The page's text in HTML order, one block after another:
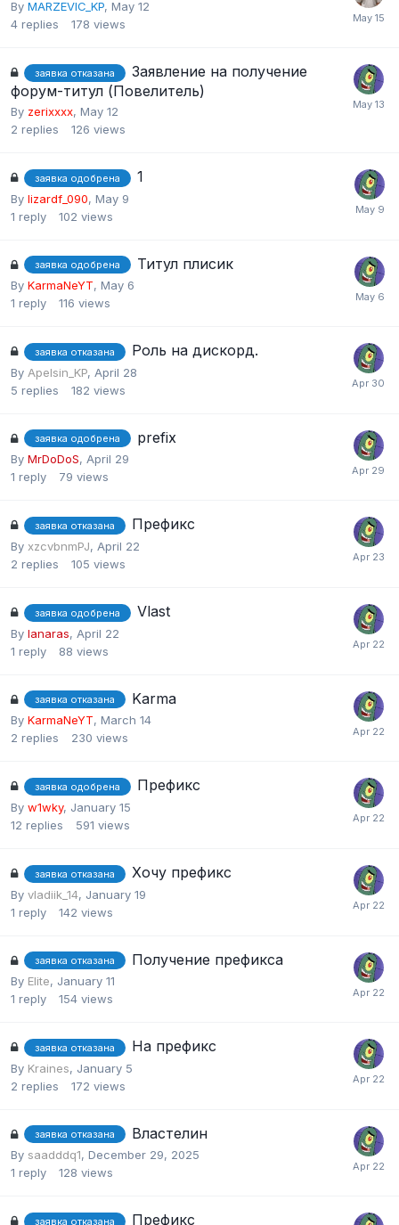
By MARZEVIC_KP, May 12
4 replies 178 views
заявка отказана
Заявление на получение
форум-титул (Повелитель)
By zerixxxx, May 12
2 replies 126 views
заявка одобрена 1
By lizаrdf_090, May 9
1 reply 102 views
заявка одобрена Титул плисик
By KarmaNeYT, May 6
1 reply 116 views
заявка отказана Роль на дискорд.
By Apelsin_KP, April 28
5 replies 182 views
заявка одобрена prefix
By MrDoDoS, April 29
1 reply 79 views
заявка отказана Префикс
By xzcvbnmPJ, April 22
2 replies 105 views
заявка одобрена Vlast
By lanaras, April 22
1 reply 88 views
заявка отказана Karma
By KarmaNeYT, March 14
2 replies 230 views
заявка одобрена Префикс
By w1wky, January 15
12 replies 591 views
заявка отказана Хочу префикс
By vladiik_14, January 19
1 reply 142 views
заявка отказана Получение префикса
By Elite, January 11
1 reply 154 views
заявка отказана На префикс
By Kraines, January 5
2 replies 172 views
заявка отказана Властелин
By saadddq1, December 29, 2025
1 reply 128 views
заявка отказана Префикс